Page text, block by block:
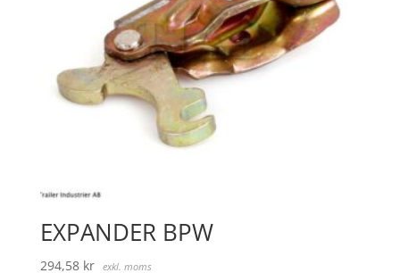
EXPANDER BPW
294,58 kr exkl. moms